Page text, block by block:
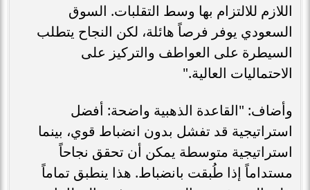
اللازم للالتزام بها وسط التقلبات. السوق
السعودي يوفر فرصاً هائلة، لكن النجاح يتطلب
السيطرة على العواطف والتركيز على
الاحتماليات العالية."
وأضاف: "القاعدة الذهبية واضحة: أفضل
استراتيجية قد تفشل بدون انضباط قوي، بينما
استراتيجية متوسطة يمكن أن تحقق نجاحاً
مستداماً إذا طُبقت بانضباط. هذا ينطبق تماماً